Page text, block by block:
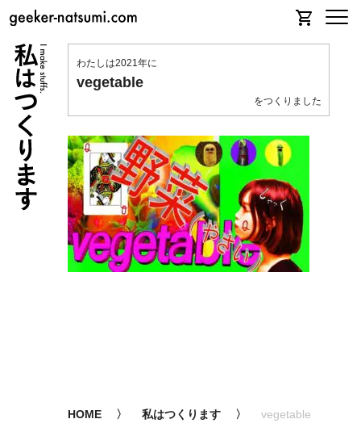
わたしは2021年に
vegetable
をつくりました
HOME 私はつくります vegetable